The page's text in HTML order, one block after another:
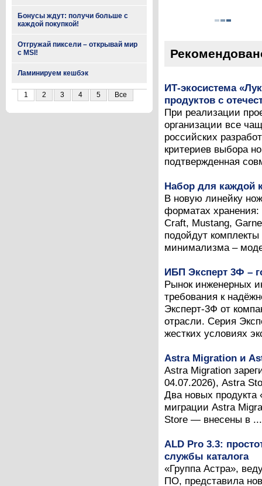
Бонусы ждут: получи больше с
каждой покупкой!
Отгружай пиксели – открывай мир
с MSI!
Ламинируем кешбэк
1 2 3 4 5 Все
ИТ-экосистема
продуктов с
При реализации
организации все
российских
критериев выбора
подтвержденная
Набор для каждой
В новую линейку
форматах хранения:
Craft, Mustang,
подойдут
минимализма –
ИБП Эксперт 3Ф –
Рынок инженерных
требования к
Эксперт-3Ф от
отрасли. Серия
жестких условиях
Astra Migration и
Astra Migration
04.07.2026), Astra
Два новых продукта
миграции Astra
Store — внесены в ...
ALD Pro 3.3:
службы каталога
«Группа Астра»,
ПО, представила